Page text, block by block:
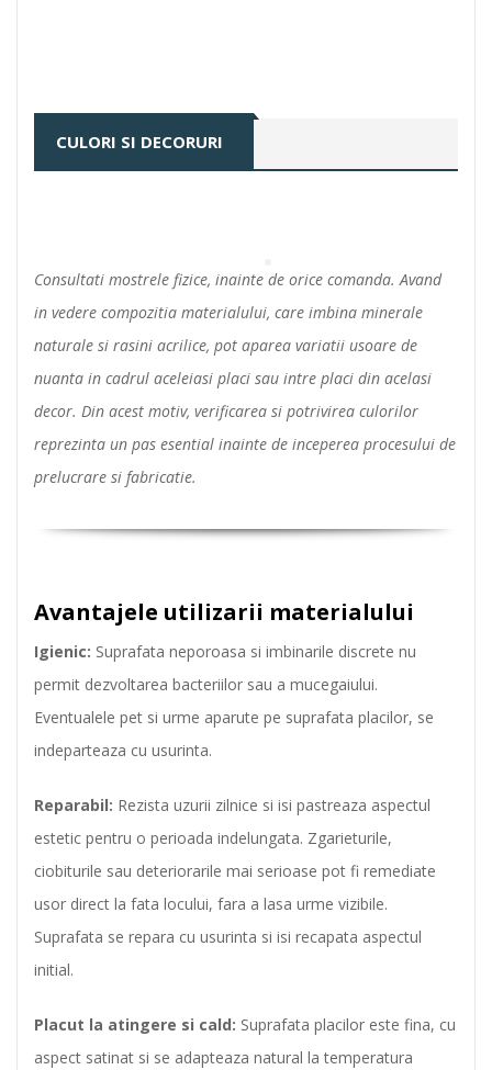
CULORI SI DECORURI
Consultati mostrele fizice, inainte de orice comanda. Avand
in vedere compozitia materialului, care imbina minerale
naturale si rasini acrilice, pot aparea variatii usoare de
nuanta in cadrul aceleiasi placi sau intre placi din acelasi
decor. Din acest motiv, verificarea si potrivirea culorilor
reprezinta un pas esential inainte de inceperea procesului de
prelucrare si fabricatie.
Avantajele utilizarii materialului
Igienic: Suprafata neporoasa si imbinarile discrete nu
permit dezvoltarea bacteriilor sau a mucegaiului.
Eventualele pet si urme aparute pe suprafata placilor, se
indeparteaza cu usurinta.
Reparabil: Rezista uzurii zilnice si isi pastreaza aspectul
estetic pentru o perioada indelungata. Zgarieturile,
ciobiturile sau deteriorarile mai serioase pot fi remediate
usor direct la fata locului, fara a lasa urme vizibile.
Suprafata se repara cu usurinta si isi recapata aspectul
initial.
Placut la atingere si cald: Suprafata placilor este fina, cu
aspect satinat si se adapteaza natural la temperatura